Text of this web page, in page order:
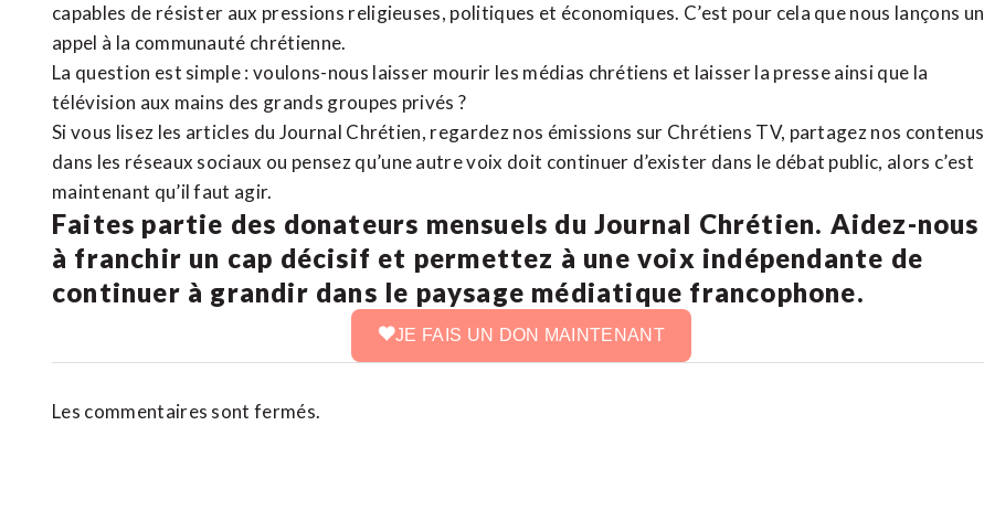
capables de résister aux pressions religieuses, politiques et économiques. C’est pour cela que nous lançons un
appel à la communauté chrétienne.
La question est simple : voulons-nous laisser mourir les médias chrétiens et laisser la presse ainsi que la
télévision aux mains des grands groupes privés ?
Si vous lisez les articles du Journal Chrétien, regardez nos émissions sur Chrétiens TV, partagez nos contenus
dans les réseaux sociaux ou pensez qu’une autre voix doit continuer d’exister dans le débat public, alors c’est
maintenant qu’il faut agir.
Faites partie des donateurs mensuels du Journal Chrétien. Aidez-nous
à franchir un cap décisif et permettez à une voix indépendante de
continuer à grandir dans le paysage médiatique francophone.
JE FAIS UN DON MAINTENANT
Les commentaires sont fermés.